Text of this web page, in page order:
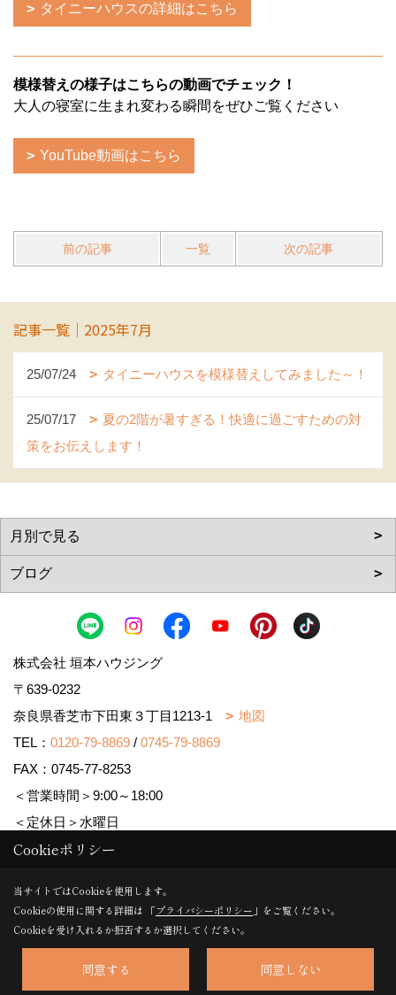
タイニーハウスの詳細はこちら
模様替えの様子はこちらの動画でチェック！
大人の寝室に生まれ変わる瞬間をぜひご覧ください
YouTube動画はこちら
前の記事 一覧 次の記事
記事一覧｜2025年7月
25/07/24 タイニーハウスを模様替えしてみました～！
25/07/17
夏の2階が暑すぎる！快適に過ごすための対
策をお伝えします！
株式会社 垣本ハウジング
〒639-0232
奈良県香芝市下田東３丁目1213-1
地図
TEL： 0120-79-8869 / 0745-79-8869
FAX：0745-77-8253
＜営業時間＞9:00～18:00
＜定休日＞水曜日
Copyright (c) MAJISUMA. All Rights Reserved.
Produced byゴデスクリエイト
Cookieポリシー
当サイトではCookieを使用します。
Cookieの使用に関する詳細は 「プライバシーポリシー 」をご覧ください。
Cookieを受け入れるか拒否するか選択してください。
同意する 同意しない